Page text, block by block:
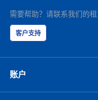
需要帮助？请联系我们的租
客户支持
账户